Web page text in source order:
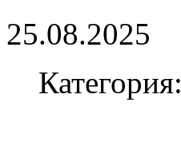
25.08.2025
Категория: